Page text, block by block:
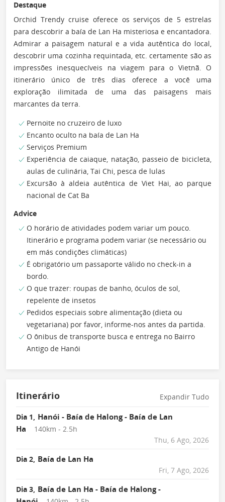
Destaque
Orchid Trendy cruise oferece os serviços de 5 estrelas
para descobrir a baía de Lan Ha misteriosa e encantadora.
Admirar a paisagem natural e a vida autêntica do local,
descobrir uma cozinha requintada, etc. certamente são as
impressões inesquecíveis na viagem para o Vietnã. O
itinerário único de três dias oferece a você uma
exploração ilimitada de uma das paisagens mais
marcantes da terra.
Pernoite no cruzeiro de luxo
Encanto oculto na baía de Lan Ha
Serviços Premium
Experiência de caiaque, natação, passeio de bicicleta,
aulas de culinária, Tai Chi, pesca de lulas
Excursão à aldeia autêntica de Viet Hai, ao parque
nacional de Cat Ba
Advice
O horário de atividades podem variar um pouco.
Itinerário e programa podem variar (se necessário ou
em más condições climáticas)
É obrigatório um passaporte válido no check-in a
bordo.
O que trazer: roupas de banho, óculos de sol,
repelente de insetos
Pedidos especiais sobre alimentação (dieta ou
vegetariana) por favor, informe-nos antes da partida.
O ônibus de transporte busca e entrega no Bairro
Antigo de Hanói
Itinerário Expandir Tudo
Dia 1, Hanói - Baía de Halong - Baía de Lan
Ha
140km - 2.5h
Thu, 6 Ago, 2026
Dia 2, Baía de Lan Ha
Fri, 7 Ago, 2026
Dia 3, Baía de Lan Ha - Baía de Halong -